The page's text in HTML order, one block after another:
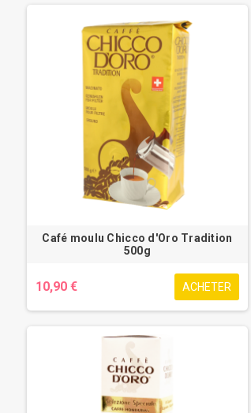
Café moulu Chicco d'Oro Tradition
500g
10,90 € ACHETER